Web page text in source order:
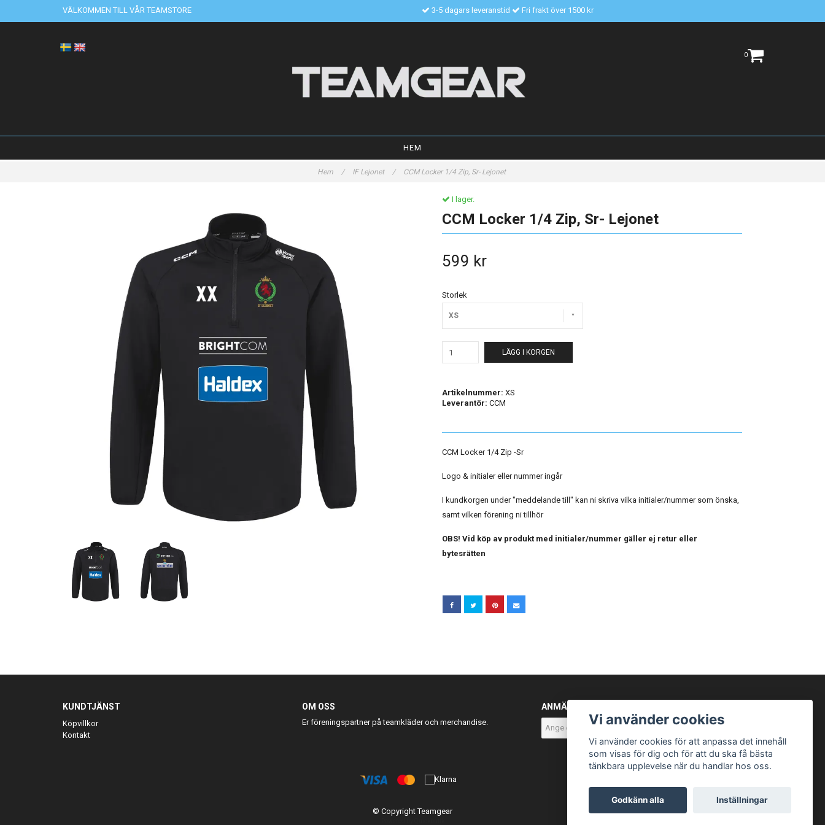
VÄLKOMMEN TILL VÅR TEAMSTORE 3-5 dagars leveranstid Fri frakt över 1500 kr
0
HEM
Hem / IF Lejonet / CCM Locker 1/4 Zip, Sr- Lejonet
I lager.
CCM Locker 1/4 Zip, Sr- Lejonet
599 kr
Storlek
XS
LÄGG I KORGEN
Artikelnummer: XS
Leverantör: CCM
CCM Locker 1/4 Zip -Sr
Logo & initialer eller nummer ingår
I kundkorgen under "meddelande till" kan ni skriva vilka initialer/nummer som önska,
samt vilken förening ni tillhör
OBS! Vid köp av produkt med initialer/nummer gäller ej retur eller
bytesrätten
KUNDTJÄNST
Köpvillkor
Kontakt
OM OSS
Er föreningspartner på teamkläder och merchandise.
ANMÄL DIG TILL VÅRT NYHETSBREV
Prenumerera
© Copyright Teamgear
Vi använder cookies
Vi använder cookies för att anpassa det innehåll
som visas för dig och för att du ska få bästa
tänkbara upplevelse när du handlar hos oss.
Godkänn alla Inställningar